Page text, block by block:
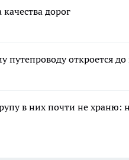
дорог
откроется до
в них почти не храню: